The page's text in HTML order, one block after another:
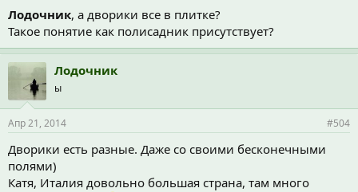
Лодочник, а дворики все в плитке?
Такое понятие как полисадник присутствует?
Лодочник
ы
Апр 21, 2014 #504
Дворики есть разные. Даже со своими бесконечными
полями)
Катя, Италия довольно большая страна, там много